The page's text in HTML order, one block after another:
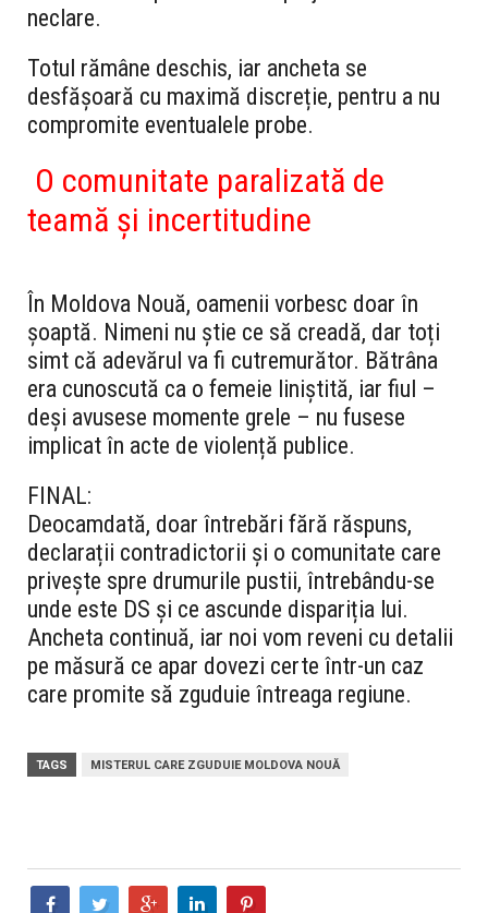
neclare.
Totul rămâne deschis, iar ancheta se
desfășoară cu maximă discreție, pentru a nu
compromite eventualele probe.
O comunitate paralizată de
teamă și incertitudine
În Moldova Nouă, oamenii vorbesc doar în
șoaptă. Nimeni nu știe ce să creadă, dar toți
simt că adevărul va fi cutremurător. Bătrâna
era cunoscută ca o femeie liniștită, iar fiul –
deși avusese momente grele – nu fusese
implicat în acte de violență publice.
FINAL:
Deocamdată, doar întrebări fără răspuns,
declarații contradictorii și o comunitate care
privește spre drumurile pustii, întrebându-se
unde este DS și ce ascunde dispariția lui.
Ancheta continuă, iar noi vom reveni cu detalii
pe măsură ce apar dovezi certe într-un caz
care promite să zguduie întreaga regiune.
TAGS MISTERUL CARE ZGUDUIE MOLDOVA NOUĂ